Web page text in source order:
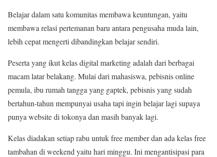
Belajar dalam satu komunitas membawa keuntungan, yaitu
membawa relasi pertemanan baru antara pengusaha muda lain,
lebih cepat mengerti dibandingkan belajar sendiri.
Peserta yang ikut kelas digital marketing adalah dari berbagai
macam latar belakang. Mulai dari mahasiswa, pebisnis online
pemula, ibu rumah tangga yang gaptek, pebisnis yang sudah
bertahun-tahun mempunyai usaha tapi ingin belajar lagi supaya
punya website di tokonya dan masih banyak lagi.
Kelas diadakan setiap rabu untuk free member dan ada kelas free
tambahan di weekend yaitu hari minggu. Ini mengantisipasi para